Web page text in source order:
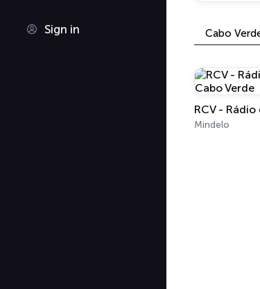
Sign in Cabo
Mindelo